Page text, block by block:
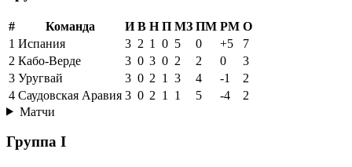
# Команда И В Н П МЗ ПМ РМ О
1 Испания 3 2 1 0 5 0 +5
7
2 Кабо-Верде 3 0 3 0 2 2 0
3
3 Уругвай 3 0 2 1 3 4 -1
2
4 Саудовская Аравия 3 0 2 1 1 5 -4
2
Матчи
Группа I